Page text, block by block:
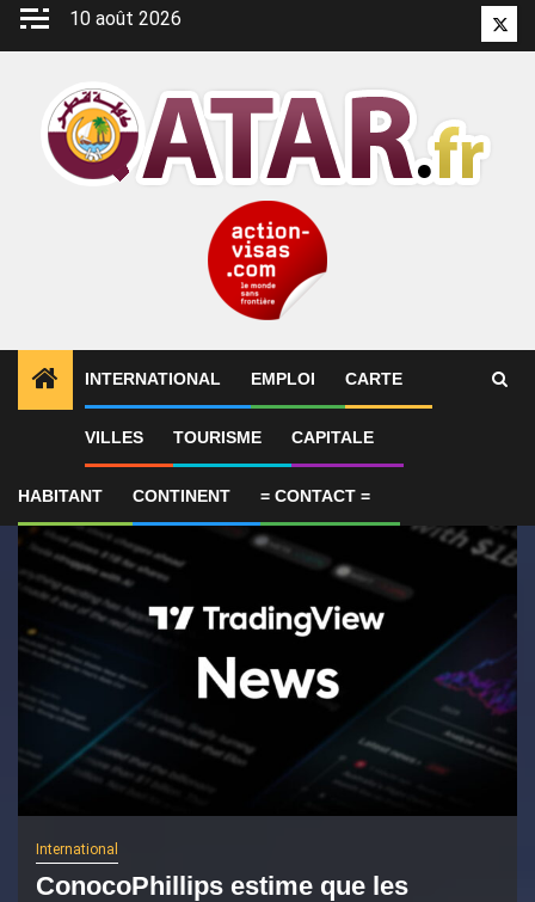
Aller
10 août 2026
INTERNATIONAL EMPLOI CARTE
VILLES TOURISME CAPITALE
HABITANT CONTINENT = CONTACT =
ALERTES INFO 1 ConocoPhillips estime que les
International
ConocoPhillips estime que les